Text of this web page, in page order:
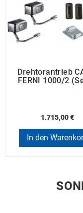
Drehtorantrieb
FERNI 1000/2
1.715,00 €
In den